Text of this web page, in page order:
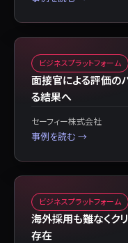
ビジネスプラットフォーム
面接官による評価の
る結果へ
セーフィー株式会社
事例を読む →
ビジネスプラットフォーム
海外採用も難なくク
存在